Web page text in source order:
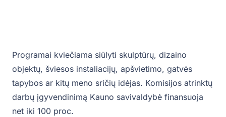
Programai kviečiama siūlyti skulptūrų, dizaino
objektų, šviesos instaliacijų, apšvietimo, gatvės
tapybos ar kitų meno sričių idėjas. Komisijos atrinktų
darbų įgyvendinimą Kauno savivaldybė finansuoja
net iki 100 proc.